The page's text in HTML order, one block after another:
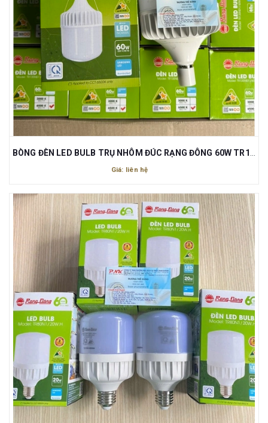
BÒNG ĐÈN LED BULB TRỤ NHÔM ĐÚC RẠNG ĐÔNG 60W TR135NĐ1/60W.H
Giá: liên hệ